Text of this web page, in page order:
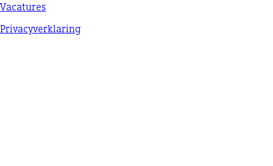
Vacatures
Privacyverklaring